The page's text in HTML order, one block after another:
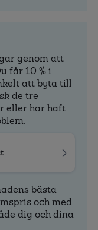
genom att
får 10 % i
att byta till
de tre
eller har haft
bästa
och med
dig och dina